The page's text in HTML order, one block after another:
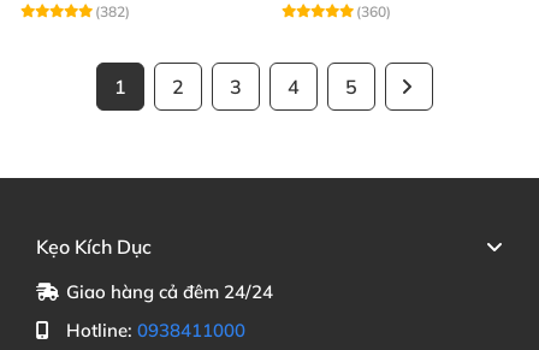
(382)
(360)
1 2 3 4 5
Kẹo Kích Dục
Giao hàng cả đêm 24/24
Hotline: 0938411000